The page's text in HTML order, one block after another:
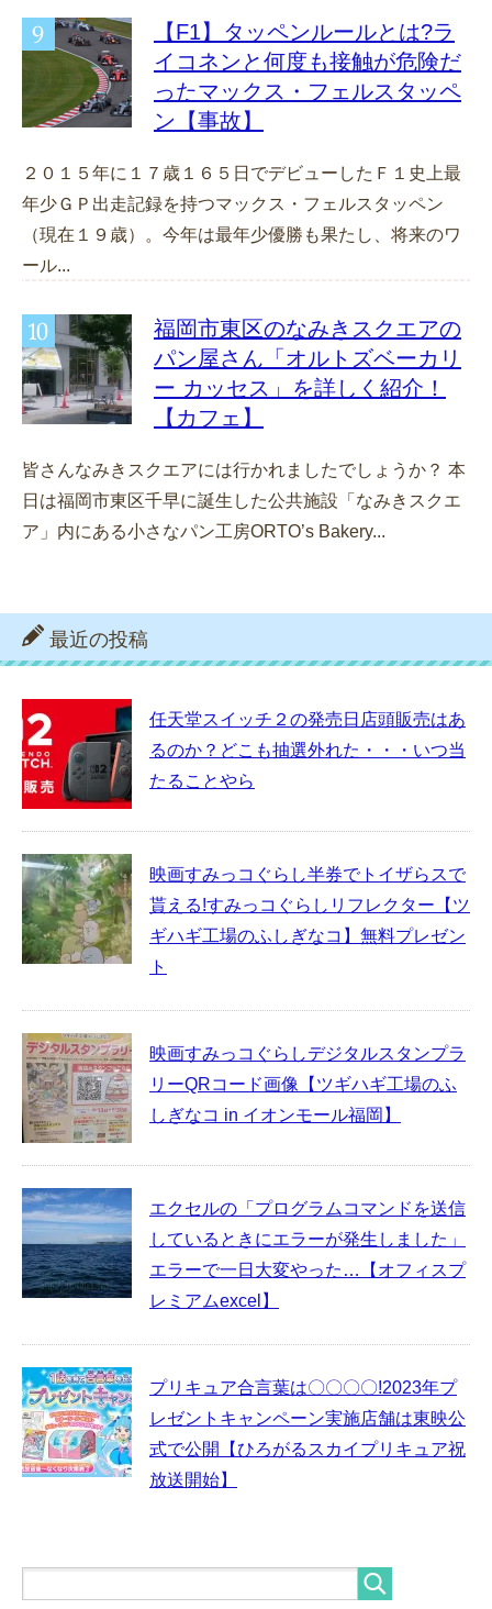
【F1】タッペンルールとは?ラ
イコネンと何度も接触が危険だ
ったマックス・フェルスタッペ
ン【事故】
２０１５年に１７歳１６５日でデビューしたＦ１史上最
年少ＧＰ出走記録を持つマックス・フェルスタッペン
（現在１９歳）。今年は最年少優勝も果たし、将来のワ
ール...
福岡市東区のなみきスクエアの
パン屋さん「オルトズベーカリ
ー カッセス」を詳しく紹介！
【カフェ】
皆さんなみきスクエアには行かれましたでしょうか？ 本
日は福岡市東区千早に誕生した公共施設「なみきスクエ
ア」内にある小さなパン工房ORTO’s Bakery...
最近の投稿
任天堂スイッチ２の発売日店頭販売はあ
るのか？どこも抽選外れた・・・いつ当
たることやら
映画すみっコぐらし半券でトイザらスで
貰える!すみっコぐらしリフレクター【ツ
ギハギ工場のふしぎなコ】無料プレゼン
ト
映画すみっコぐらしデジタルスタンプラ
リーQRコード画像【ツギハギ工場のふ
しぎなコ in イオンモール福岡】
エクセルの「プログラムコマンドを送信
しているときにエラーが発生しました」
エラーで一日大変やった…【オフィスプ
レミアムexcel】
プリキュア合言葉は〇〇〇〇!2023年プ
レゼントキャンペーン実施店舗は東映公
式で公開【ひろがるスカイプリキュア祝
放送開始】